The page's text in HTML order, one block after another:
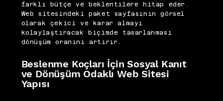
farklı bütçe ve beklentilere hitap eder.
Web sitesindeki paket sayfasının görsel
olarak çekici ve karar almayı
kolaylaştıracak biçimde tasarlanması
dönüşüm oranını artırır.
Beslenme Koçları İçin Sosyal Kanıt
ve Dönüşüm Odaklı Web Sitesi
Yapısı